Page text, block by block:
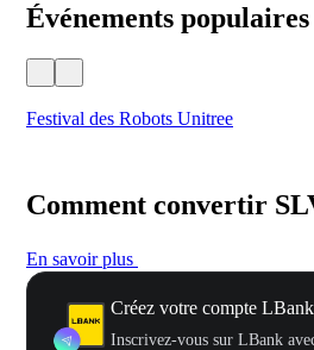
Événements populaires
Festival des Robots Unitree
Comment convertir
En savoir plus
Créez votre compte
Inscrivez-vous sur LBank